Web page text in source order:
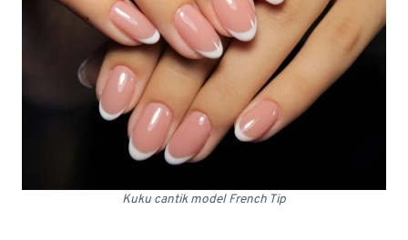
Kuku cantik model French Tip